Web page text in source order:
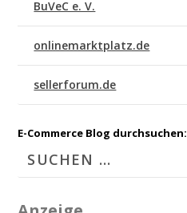
BuVeC e. V.
onlinemarktplatz.de
sellerforum.de
E-Commerce Blog durchsuchen: